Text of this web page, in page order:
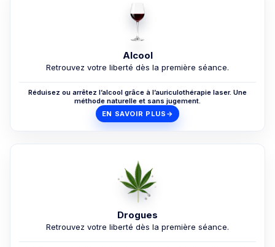
Alcool
Retrouvez votre liberté dès la première séance.
Réduisez ou arrêtez l’alcool grâce à l’auriculothérapie laser. Une
méthode naturelle et sans jugement.
EN SAVOIR PLUS →
Drogues
Retrouvez votre liberté dès la première séance.